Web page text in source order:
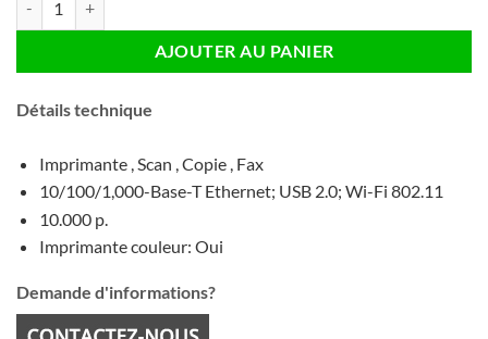
AJOUTER AU PANIER
Détails technique
Imprimante , Scan , Copie , Fax
10/100/1,000-Base-T Ethernet; USB 2.0; Wi-Fi 802.11
10.000 p.
Imprimante couleur: Oui
Demande d'informations?